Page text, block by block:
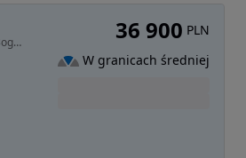
2993 cm3 • 286 KM • BMW X5 3.0 286km Xdrive Mpakiet Mocno doinwestowana Bogato wyposażona 36 900 PLN
W granicach średniej